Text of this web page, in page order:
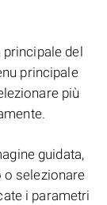
del
principale
più
guidata,
selezionare
i parametri